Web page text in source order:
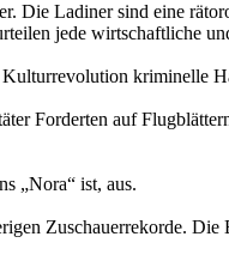
Die Ladiner sind eine
jede wirtschaftliche
kriminelle
Forderten auf
„Nora“ ist, aus.
Zuschauerrekorde. Die